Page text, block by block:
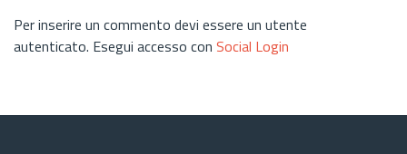
Per inserire un commento devi essere un utente
autenticato. Esegui accesso con Social Login